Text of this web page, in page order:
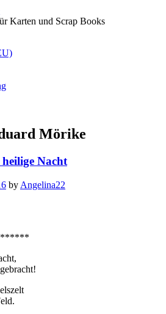
Karten und Scrap Books
Mörike
Nacht
by Angelina22